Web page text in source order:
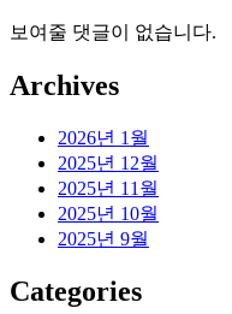
보여줄 댓글이 없습니다.
Archives
2026년 1월
2025년 12월
2025년 11월
2025년 10월
2025년 9월
Categories